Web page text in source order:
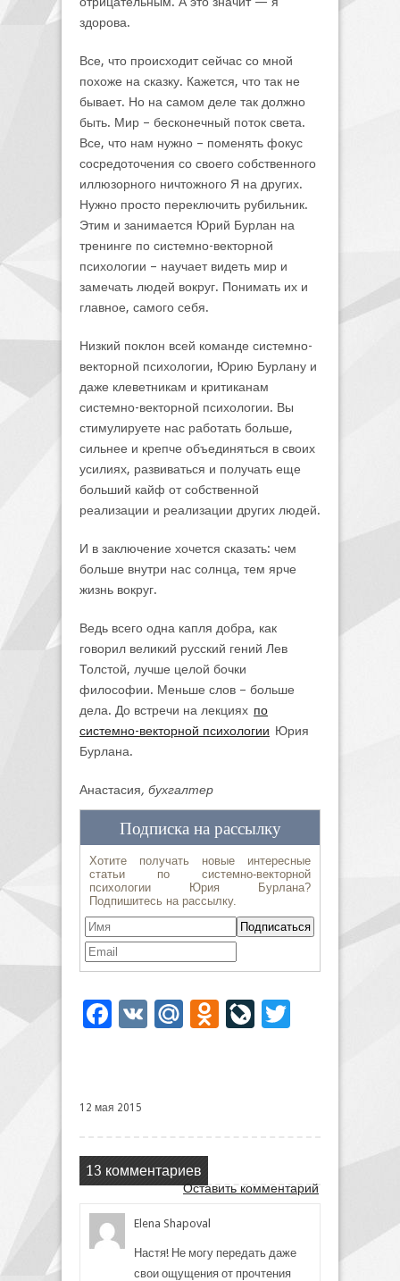
здорова.
Все, что происходит сейчас со мной
похоже на сказку. Кажется, что так не
бывает. Но на самом деле так должно
быть. Мир – бесконечный поток света.
Все, что нам нужно – поменять фокус
сосредоточения со своего собственного
иллюзорного ничтожного Я на других.
Нужно просто переключить рубильник.
Этим и занимается Юрий Бурлан на
тренинге по системно-векторной
психологии – научает видеть мир и
замечать людей вокруг. Понимать их и
главное, самого себя.
Низкий поклон всей команде системно-
векторной психологии, Юрию Бурлану и
даже клеветникам и критиканам
системно-векторной психологии. Вы
стимулируете нас работать больше,
сильнее и крепче объединяться в своих
усилиях, развиваться и получать еще
больший кайф от собственной
реализации и реализации других людей.
И в заключение хочется сказать: чем
больше внутри нас солнца, тем ярче
жизнь вокруг.
Ведь всего одна капля добра, как
говорил великий русский гений Лев
Толстой, лучше целой бочки
философии. Меньше слов – больше
дела. До встречи на лекциях по
системно-векторной психологии Юрия
Бурлана.
Анастасия, бухгалтер
Facebook
VK Mail.Ru Odnoklassniki
LiveJournal
12 мая 2015
13 комментариев
Оставить комментарий
Elena Shapoval
Настя! Не могу передать даже
свои ощущения от прочтения